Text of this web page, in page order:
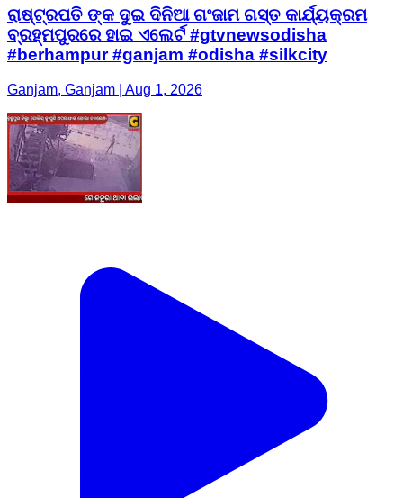
ରାଷ୍ଟ୍ରପତି ଙ୍କ ଦୁଇ ଦିନିଆ ଗଂଜାମ ଗସ୍ତ କାର୍ଯ୍ୟକ୍ରମ
ବ୍ରହ୍ମପୁରରେ ହାଇ ଏଲେର୍ଟ #gtvnewsodisha
#berhampur #ganjam #odisha #silkcity
Ganjam, Ganjam | Aug 1, 2026